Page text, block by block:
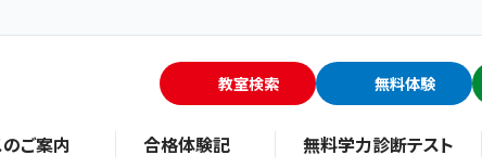
教室検索 無料体験
ご案内 合格体験記 無料学力診断テスト